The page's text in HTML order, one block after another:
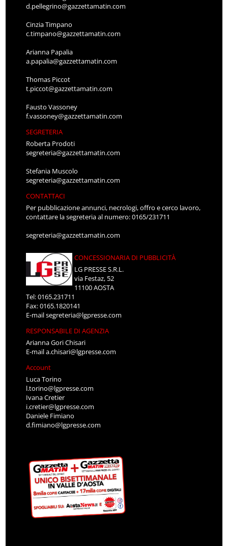
d.pellegrino@gazzettamatin.com
Cinzia Timpano
c.timpano@gazzettamatin.com
Arianna Papalia
a.papalia@gazzettamatin.com
Thomas Piccot
t.piccot@gazzettamatin.com
Fausto Vassoney
f.vassoney@gazzettamatin.com
SEGRETERIA
Roberta Prodoti
segreteria@gazzettamatin.com
Stefania Muscolo
segreteria@gazzettamatin.com
CONTATTACI
Per pubblicazione annunci, necrologi, offro e cerco lavoro,
contattare la segreteria al numero: 0165/231711
segreteria@gazzettamatin.com
CONCESSIONARIA DI PUBBLICITÀ
LG PRESSE S.R.L.
via Festaz, 52
11100 AOSTA
Tel: 0165.231711
Fax: 0165.1820141
E-mailsegreteria@lgpresse.com
RESPONSABILE DI AGENZIA
Arianna Gori Chisari
E-maila.chisari@lgpresse.com
Account
Luca Torino
l.torino@lgpresse.com
Ivana Cretier
i.cretier@lgpresse.com
Daniele Fimiano
d.fimiano@lgpresse.com